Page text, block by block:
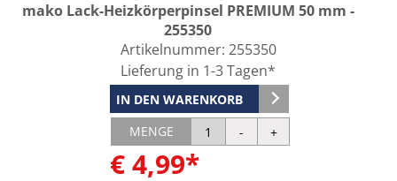
mako Lack-Heizkörperpinsel PREMIUM 50 mm -
255350
Artikelnummer: 255350
Lieferung in 1-3 Tagen*
IN DEN WARENKORB
MENGE
€ 4,99*